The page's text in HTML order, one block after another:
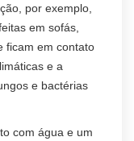
por exemplo,
em sofás,
ficam em contato
e a
e bactérias
com água e um